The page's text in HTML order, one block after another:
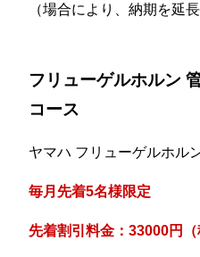
（場合により、納期を延
フリューゲルホルン
コース
ヤマハ フリューゲルホル
毎月先着5名様限定
先着割引料金：33000円（